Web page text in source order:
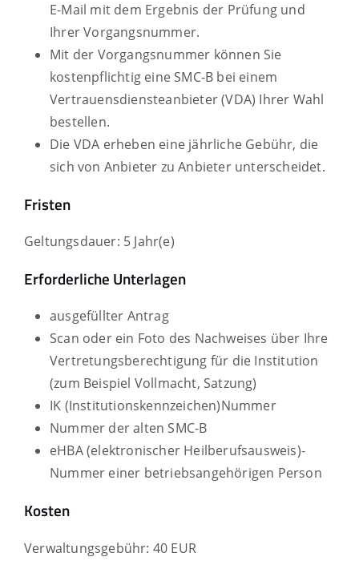
E-Mail mit dem Ergebnis der Prüfung und
Ihrer Vorgangsnummer.
Mit der Vorgangsnummer können Sie
kostenpflichtig eine SMC-B bei einem
Vertrauensdiensteanbieter (VDA) Ihrer Wahl
bestellen.
Die VDA erheben eine jährliche Gebühr, die
sich von Anbieter zu Anbieter unterscheidet.
Fristen
Geltungsdauer: 5 Jahr(e)
Erforderliche Unterlagen
ausgefüllter Antrag
Scan oder ein Foto des Nachweises über Ihre
Vertretungsberechtigung für die Institution
(zum Beispiel Vollmacht, Satzung)
IK (Institutionskennzeichen)Nummer
Nummer der alten SMC-B
eHBA (elektronischer Heilberufsausweis)-
Nummer einer betriebsangehörigen Person
Kosten
Verwaltungsgebühr: 40 EUR